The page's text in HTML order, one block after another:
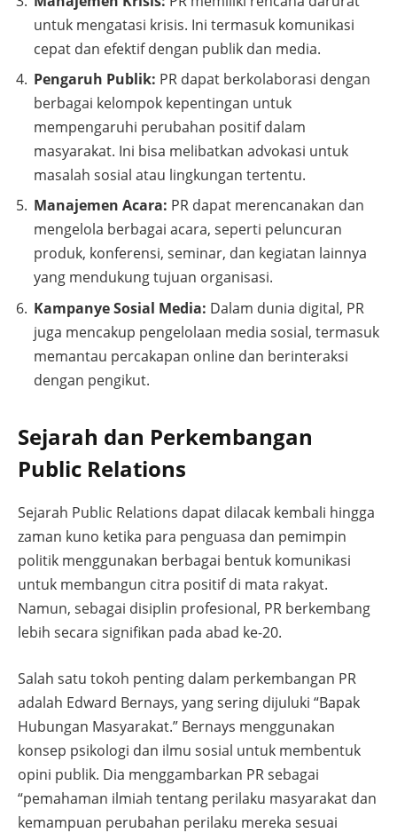
untuk mengatasi krisis. Ini termasuk komunikasi
cepat dan efektif dengan publik dan media.
Pengaruh Publik: PR dapat berkolaborasi dengan
berbagai kelompok kepentingan untuk
mempengaruhi perubahan positif dalam
masyarakat. Ini bisa melibatkan advokasi untuk
masalah sosial atau lingkungan tertentu.
Manajemen Acara: PR dapat merencanakan dan
mengelola berbagai acara, seperti peluncuran
produk, konferensi, seminar, dan kegiatan lainnya
yang mendukung tujuan organisasi.
Kampanye Sosial Media: Dalam dunia digital, PR
juga mencakup pengelolaan media sosial, termasuk
memantau percakapan online dan berinteraksi
dengan pengikut.
Sejarah dan Perkembangan
Public Relations
Sejarah Public Relations dapat dilacak kembali hingga
zaman kuno ketika para penguasa dan pemimpin
politik menggunakan berbagai bentuk komunikasi
untuk membangun citra positif di mata rakyat.
Namun, sebagai disiplin profesional, PR berkembang
lebih secara signifikan pada abad ke-20.
Salah satu tokoh penting dalam perkembangan PR
adalah Edward Bernays, yang sering dijuluki “Bapak
Hubungan Masyarakat.” Bernays menggunakan
konsep psikologi dan ilmu sosial untuk membentuk
opini publik. Dia menggambarkan PR sebagai
“pemahaman ilmiah tentang perilaku masyarakat dan
kemampuan perubahan perilaku mereka sesuai